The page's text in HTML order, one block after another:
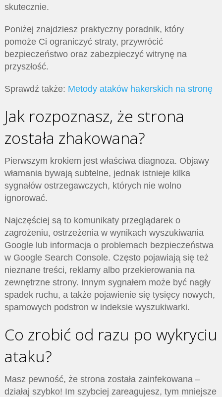
skutecznie.
Poniżej znajdziesz praktyczny poradnik, który
pomoże Ci ograniczyć straty, przywrócić
bezpieczeństwo oraz zabezpieczyć witrynę na
przyszłość.
Sprawdź także: Metody ataków hakerskich na stronę
Jak rozpoznasz, że strona
została zhakowana?
Pierwszym krokiem jest właściwa diagnoza. Objawy
włamania bywają subtelne, jednak istnieje kilka
sygnałów ostrzegawczych, których nie wolno
ignorować.
Najczęściej są to komunikaty przeglądarek o
zagrożeniu, ostrzeżenia w wynikach wyszukiwania
Google lub informacja o problemach bezpieczeństwa
w Google Search Console. Często pojawiają się też
nieznane treści, reklamy albo przekierowania na
zewnętrzne strony. Innym sygnałem może być nagły
spadek ruchu, a także pojawienie się tysięcy nowych,
spamowych podstron w indeksie wyszukiwarki.
Co zrobić od razu po wykryciu
ataku?
Masz pewność, że strona została zainfekowana –
działaj szybko! Im szybciej zareagujesz, tym mniejsze